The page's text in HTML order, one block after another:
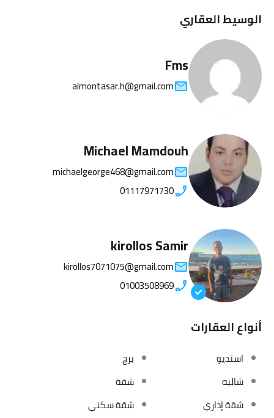
الوسيط العقاري
Fms
almontasar.h@gmail.com
Michael Mamdouh
michaelgeorge468@gmail.com
01117971730
kirollos Samir
kirollos7071075@gmail.com
01003508969
أنواع العقارات
استديو
برج
شاليه
شقة
شقة إداري
شقة سكني